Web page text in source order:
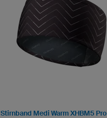
Stirnband Medi Warm XHBM5 Pro